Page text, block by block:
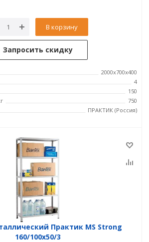
В корзину
Запросить скидку
2000x700x400
4
150
750
ПРАКТИК (Россия)
Практик MS Strong
160/100x50/3